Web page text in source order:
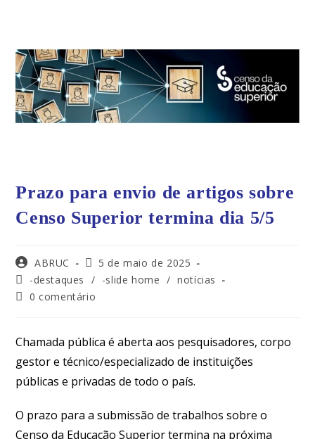
Prazo para envio de artigos sobre
Censo Superior termina dia 5/5
ABRUC
5 de maio de 2025
-destaques
/ -slide home / notícias
0 comentário
Chamada pública é aberta aos pesquisadores, corpo
gestor e técnico/especializado de instituições
públicas e privadas de todo o país.
O prazo para a submissão de trabalhos sobre o
Censo da Educação Superior termina na próxima